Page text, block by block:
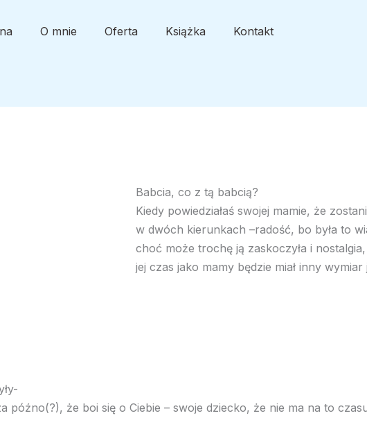
O mnie Oferta Książka Kontakt
Babcia, co z tą babcią?
Kiedy powiedziałaś swojej mamie, że
w dwóch kierunkach –radość, bo była to
choć może trochę ją zaskoczyła i
jej czas jako mamy będzie miał inny wymiar
późno(?), że boi się o Ciebie – swoje dziecko, że nie ma na to